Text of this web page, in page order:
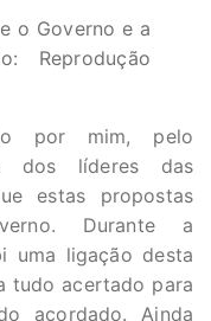
o Governo e a
Reprodução
por mim, pelo
dos líderes das
estas propostas
Durante a
uma ligação desta
tudo acertado para
acordado. Ainda